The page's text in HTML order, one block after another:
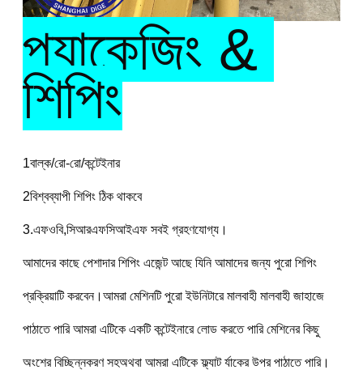
প্যাকেজিং &
শিপিং
1বাল্ক/রো-রো/কন্টেইনার
2বিশ্বব্যাপী শিপিং ঠিক থাকবে
3.এফওবি,সিআরএফসিআইএফ সবই গ্রহণযোগ্য।
আমাদের কাছে পেশাদার শিপিং এজেন্ট আছে যিনি আমাদের জন্য পুরো শিপিং
প্রক্রিয়াটি করবেন।আমরা মেশিনটি পুরো ইউনিটারে মালবাহী মালবাহী জাহাজে
পাঠাতে পারি আমরা এটিকে একটি কন্টেইনারে লোড করতে পারি মেশিনের কিছু
অংশের বিচ্ছিন্নকরণ সহঅথবা আমরা এটিকে ফ্ল্যাট র্যাকের উপর পাঠাতে পারি।